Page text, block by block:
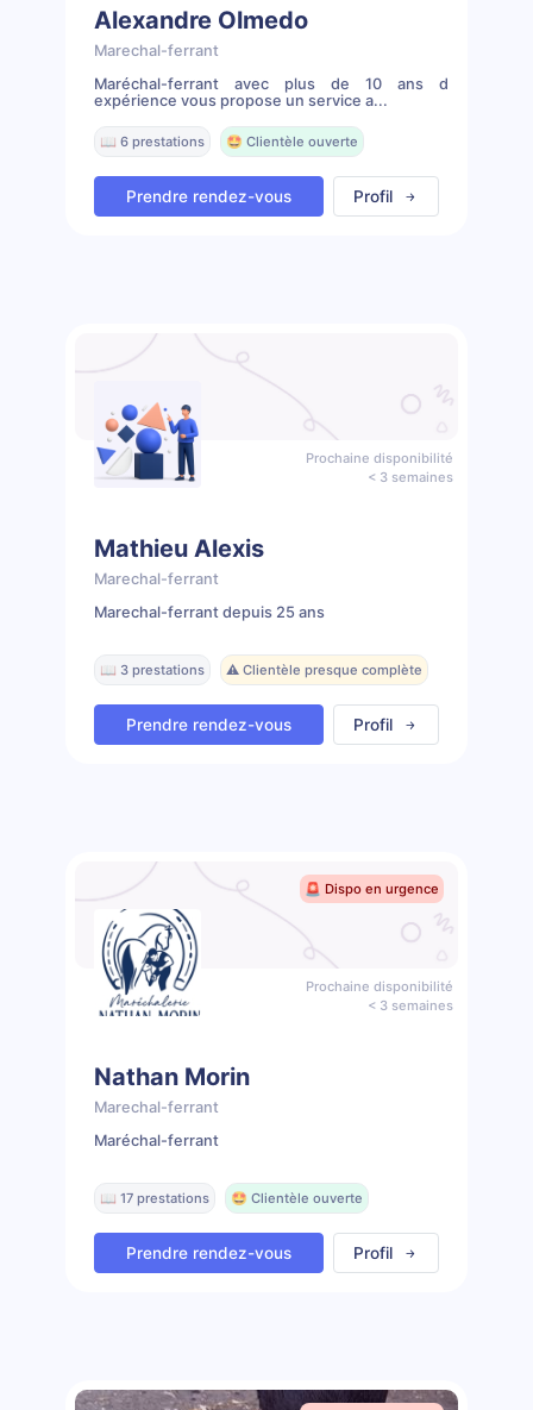
Alexandre Olmedo
Marechal-ferrant
Maréchal-ferrant avec plus de 10 ans d
expérience vous propose un service a...
📖 6 prestations 🤩 Clientèle ouverte
Prendre rendez-vous Profil
Prochaine disponibilité
< 3 semaines
Mathieu Alexis
Marechal-ferrant
Marechal-ferrant depuis 25 ans
📖 3 prestations ⚠️ Clientèle presque complète
Prendre rendez-vous Profil
🚨 Dispo en urgence
Prochaine disponibilité
< 3 semaines
Nathan Morin
Marechal-ferrant
Maréchal-ferrant
📖 17 prestations 🤩 Clientèle ouverte
Prendre rendez-vous Profil